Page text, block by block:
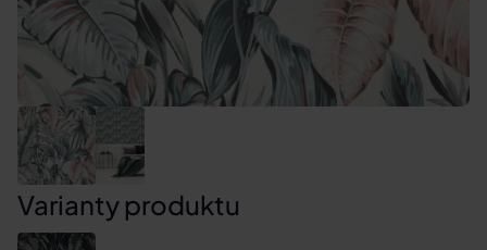
Varianty produktu